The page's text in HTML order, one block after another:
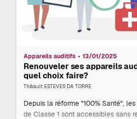
Appareils auditifs 13/01/2025
Renouveler ses appareils
quel choix faire?
Thibault ESTEVES DA TORRE
Depuis la réforme "100% Santé",
de Classe 1 sont accessibles sans